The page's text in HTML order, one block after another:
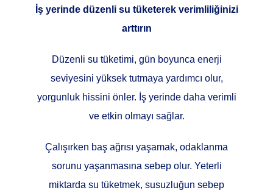
İş yerinde düzenli su tüketerek verimliliğinizi
arttırın
Düzenli su tüketimi, gün boyunca enerji
seviyesini yüksek tutmaya yardımcı olur,
yorgunluk hissini önler. İş yerinde daha verimli
ve etkin olmayı sağlar.
Çalışırken baş ağrısı yaşamak, odaklanma
sorunu yaşanmasına sebep olur. Yeterli
miktarda su tüketmek, susuzluğun sebep